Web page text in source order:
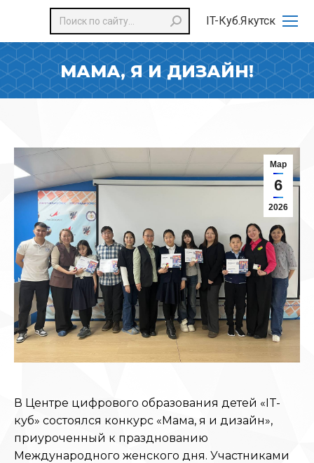
IT-Куб.Якутск
Поиск:
МАМА, Я И ДИЗАЙН!
Мар
6
2026
В Центре цифрового образования детей «IT-
куб» состоялся конкурс «Мама, я и дизайн»,
приуроченный к празднованию
Международного женского дня. Участниками